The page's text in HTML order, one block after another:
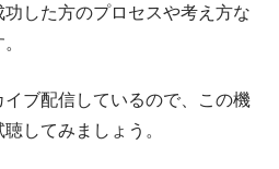
功した方のプロセスや考え方な
ブ配信しているので、この機
してみましょう。